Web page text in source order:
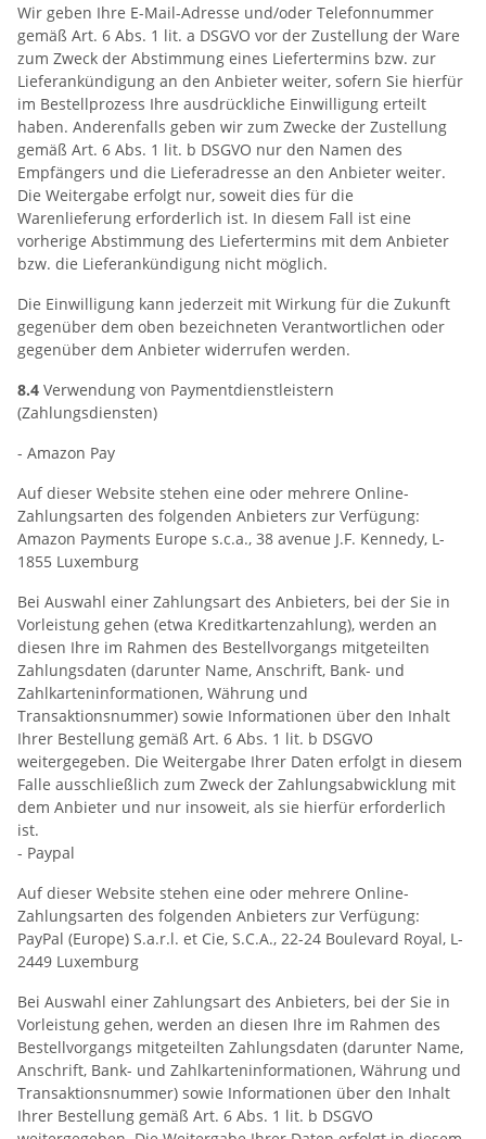
Wir geben Ihre E-Mail-Adresse und/oder Telefonnummer
gemäß Art. 6 Abs. 1 lit. a DSGVO vor der Zustellung der Ware
zum Zweck der Abstimmung eines Liefertermins bzw. zur
Lieferankündigung an den Anbieter weiter, sofern Sie hierfür
im Bestellprozess Ihre ausdrückliche Einwilligung erteilt
haben. Anderenfalls geben wir zum Zwecke der Zustellung
gemäß Art. 6 Abs. 1 lit. b DSGVO nur den Namen des
Empfängers und die Lieferadresse an den Anbieter weiter.
Die Weitergabe erfolgt nur, soweit dies für die
Warenlieferung erforderlich ist. In diesem Fall ist eine
vorherige Abstimmung des Liefertermins mit dem Anbieter
bzw. die Lieferankündigung nicht möglich.
Die Einwilligung kann jederzeit mit Wirkung für die Zukunft
gegenüber dem oben bezeichneten Verantwortlichen oder
gegenüber dem Anbieter widerrufen werden.
8.4 Verwendung von Paymentdienstleistern
(Zahlungsdiensten)
- Amazon Pay
Auf dieser Website stehen eine oder mehrere Online-
Zahlungsarten des folgenden Anbieters zur Verfügung:
Amazon Payments Europe s.c.a., 38 avenue J.F. Kennedy, L-
1855 Luxemburg
Bei Auswahl einer Zahlungsart des Anbieters, bei der Sie in
Vorleistung gehen (etwa Kreditkartenzahlung), werden an
diesen Ihre im Rahmen des Bestellvorgangs mitgeteilten
Zahlungsdaten (darunter Name, Anschrift, Bank- und
Zahlkarteninformationen, Währung und
Transaktionsnummer) sowie Informationen über den Inhalt
Ihrer Bestellung gemäß Art. 6 Abs. 1 lit. b DSGVO
weitergegeben. Die Weitergabe Ihrer Daten erfolgt in diesem
Falle ausschließlich zum Zweck der Zahlungsabwicklung mit
dem Anbieter und nur insoweit, als sie hierfür erforderlich
ist.
- Paypal
Auf dieser Website stehen eine oder mehrere Online-
Zahlungsarten des folgenden Anbieters zur Verfügung:
PayPal (Europe) S.a.r.l. et Cie, S.C.A., 22-24 Boulevard Royal, L-
2449 Luxemburg
Bei Auswahl einer Zahlungsart des Anbieters, bei der Sie in
Vorleistung gehen, werden an diesen Ihre im Rahmen des
Bestellvorgangs mitgeteilten Zahlungsdaten (darunter Name,
Anschrift, Bank- und Zahlkarteninformationen, Währung und
Transaktionsnummer) sowie Informationen über den Inhalt
Ihrer Bestellung gemäß Art. 6 Abs. 1 lit. b DSGVO